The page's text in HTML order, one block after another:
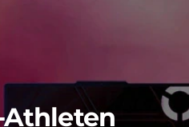
Athleten